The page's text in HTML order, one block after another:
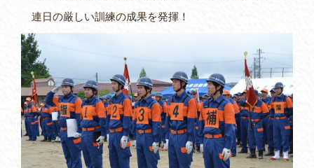
連日の厳しい訓練の成果を発揮！